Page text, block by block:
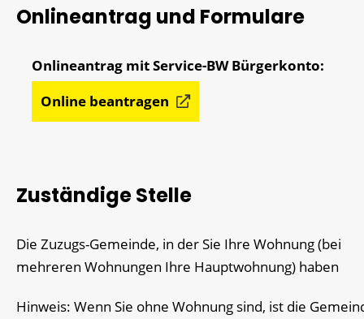
Onlineantrag und Formulare
Online beantragen
Zuständige Stelle
Die Zuzugs-Gemeinde, in der Sie Ihre Wohnung (bei
mehreren Wohnungen Ihre Hauptwohnung) haben
Hinweis: Wenn Sie ohne Wohnung sind, ist die